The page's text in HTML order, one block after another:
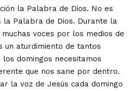
la Palabra de Dios. No es
Palabra de Dios. Durante la
voces por los medios de
un aturdimiento de tantos
domingos necesitamos
que nos sane por dentro.
la voz de Jesús cada domingo